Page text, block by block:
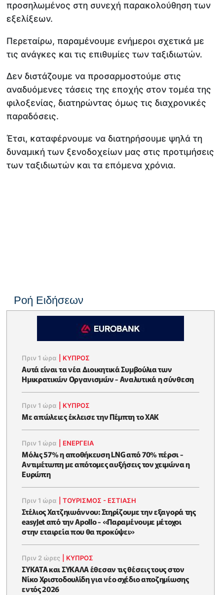
προσηλωμένος στη συνεχή παρακολούθηση των
εξελίξεων.
Περεταίρω, παραμένουμε ενήμεροι σχετικά με
τις ανάγκες και τις επιθυμίες των ταξιδιωτών.
Δεν διστάζουμε να προσαρμοστούμε στις
αναδυόμενες τάσεις της εποχής στον τομέα της
φιλοξενίας, διατηρώντας όμως τις διαχρονικές
παραδόσεις.
Έτσι, καταφέρνουμε να διατηρήσουμε ψηλά τη
δυναμική των ξενοδοχείων μας στις προτιμήσεις
των ταξιδιωτών και τα επόμενα χρόνια.
Ροή Ειδήσεων
Πριν 1 ώρα ΚΥΠΡΟΣ
Αυτά είναι τα νέα Διοικητικά Συμβούλια των
Ημικρατικών Οργανισμών - Αναλυτικά η σύνθεση
Πριν 1 ώρα ΚΥΠΡΟΣ
Με απώλειες έκλεισε την Πέμπτη το ΧΑΚ
Πριν 1 ώρα ΕΝΈΡΓΕΙΑ
Μόλις 57% η αποθήκευση LNG από 70% πέρσι -
Αντιμέτωπη με απότομες αυξήσεις τον χειμώνα η
Ευρώπη
Πριν 1 ώρα |ΤΟΥΡΙΣΜΟΣ - ΕΣΤΙΑΣΗ
Στέλιος Χατζηιωάννου: Στηρίζουμε την εξαγορά της
easyJet από την Apollo - «Παραμένουμε μέτοχοι
στην εταιρεία που θα προκύψει»
Πριν 2 ώρες ΚΥΠΡΟΣ
ΣΥΚΑΤΑ και ΣΥΚΑΛΑ έθεσαν τις θέσεις τους στον
Νίκο Χριστοδουλίδη για νέο σχέδιο αποζημίωσης
εντός 2026